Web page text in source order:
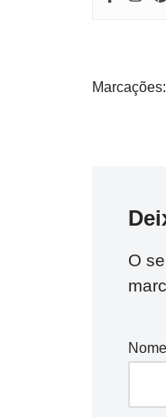
Marcações:
O
Nome